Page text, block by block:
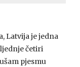
Latvija je jedna
četiri
pjesmu